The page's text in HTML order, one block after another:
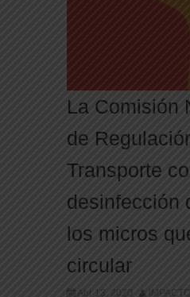
La Comisión
de
Transporte
desinfección
los micros
circular
Abr 13, 2020